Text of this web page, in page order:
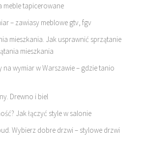
meble tapicerowane
– zawiasy meblowe gtv, fgv
mieszkania. Jak usprawnić sprzątanie
mieszkania
na wymiar w Warszawie – gdzie tanio
Drewno i biel
Jak łączyć style w salonie
Wybierz dobre drzwi – stylowe drzwi